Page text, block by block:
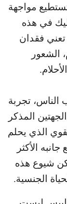
مواجهة
في هذه
تعني فقدان
الشعور
الناس، تجربة
المذكر
الذي يحلم
الأكثر
شيوع هذه
الجنسية.